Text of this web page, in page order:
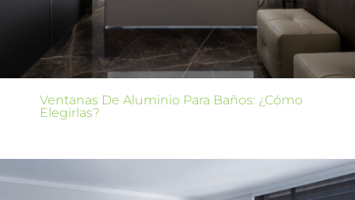
Ventanas De Aluminio Para Baños: ¿Cómo
Elegirlas?